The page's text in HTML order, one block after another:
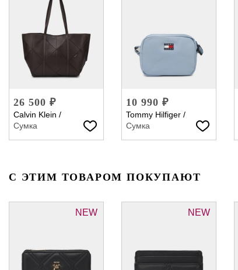
26 500 ₽
Calvin Klein /
Сумка
10 990 ₽
Tommy Hilfiger /
Сумка
С ЭТИМ ТОВАРОМ ПОКУПАЮТ
NEW NEW